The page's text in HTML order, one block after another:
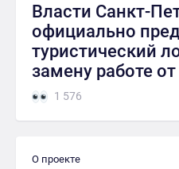
Власти Санкт-
официально
туристический
замену работе
1 576
О проекте